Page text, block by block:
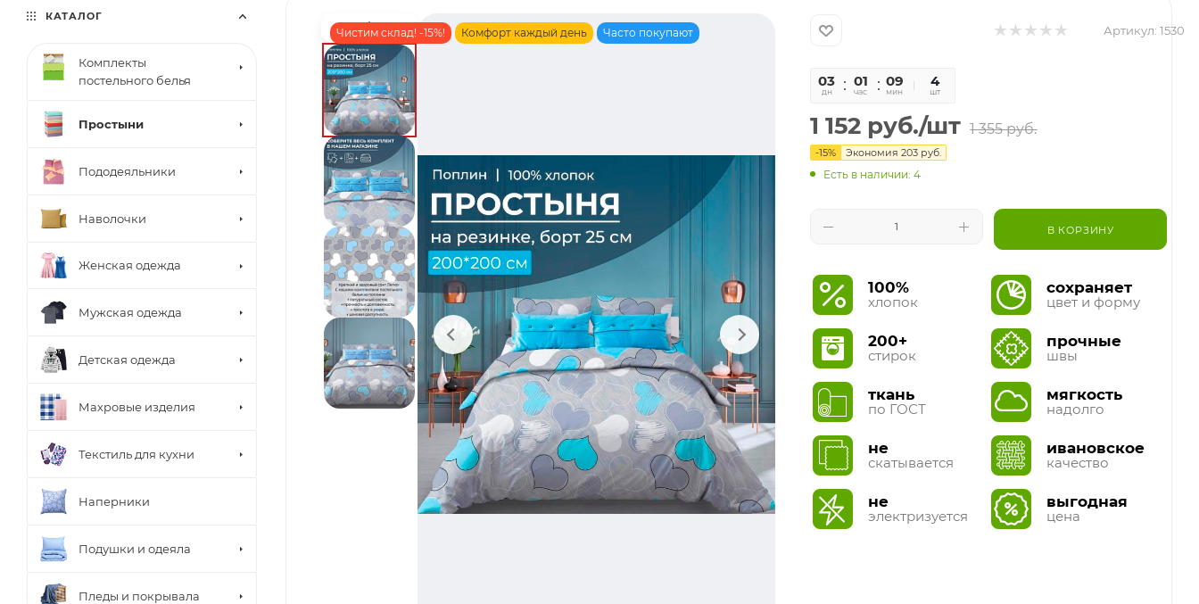
Чистим склад! -15%! Комфорт каждый день Часто покупают Артикул: 1530
03
дн
01
час
09
мин
53
сек
4
шт
1 152 руб./шт 1 355руб.
-15% Экономия203 руб.
Есть в наличии: 4
В КОРЗИНУ
100%
хлопок
200+
стирок
ткань
по ГОСТ
не
скатывается
не
электризуется
сохраняет
цвет и форму
прочные
швы
мягкость
надолго
ивановское
качество
выгодная
цена
КАТАЛОГ
Комплекты
постельного белья
Простыни
Пододеяльники
Наволочки
Женская одежда
Мужская одежда
Детская одежда
Махровые изделия
Текстиль для кухни
Наперники
Подушки и одеяла
Пледы и покрывала